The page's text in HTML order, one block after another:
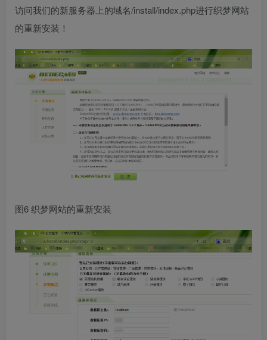
访问我们的新服务器上的域名/install/index.php进行织梦网站
的重新安装！
图6 织梦网站的重新安装